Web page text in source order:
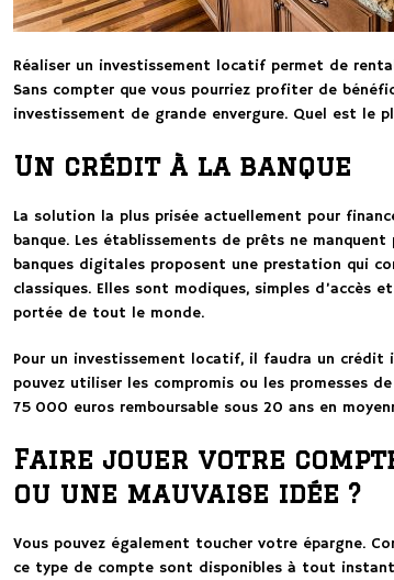
Réaliser un investissement locatif permet de
Sans compter que vous pourriez profiter de
investissement de grande envergure. Quel est le
Un crédit à la banque
La solution la plus prisée actuellement pour
banque. Les établissements de prêts ne
banques digitales proposent une prestation qui
classiques. Elles sont modiques, simples
portée de tout le monde.
Pour un investissement locatif, il faudra un
pouvez utiliser les compromis ou les promesses
75 000 euros remboursable sous 20 ans en
Faire jouer votre
ou une mauvaise idée ?
Vous pouvez également toucher votre épargne.
ce type de compte sont disponibles à tout